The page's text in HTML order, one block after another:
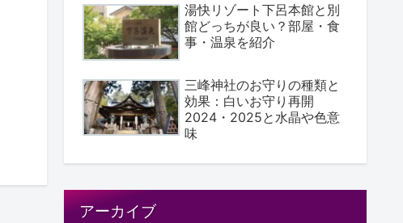
湯快リゾート下呂本館と別
館どっちが良い？部屋・食
事・温泉を紹介
三峰神社のお守りの種類と
効果：白いお守り再開
2024・2025と水晶や色意
味
アーカイブ